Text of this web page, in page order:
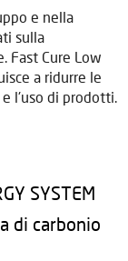
e nella
sulla
Fast Cure Low
a ridurre le
l'uso di prodotti.
SYSTEM
di carbonio